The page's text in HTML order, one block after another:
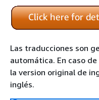
Las traducciones son
automática. En caso
la version original de
inglés.